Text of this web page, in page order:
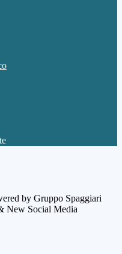
by Gruppo Spaggiari
New Social Media